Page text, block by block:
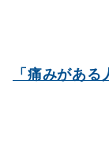
「痛みがあ